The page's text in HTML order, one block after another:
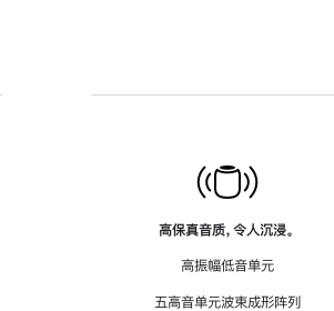
高保真音质，令人沉浸。
高振幅低音单元
五高音单元波束成形阵列